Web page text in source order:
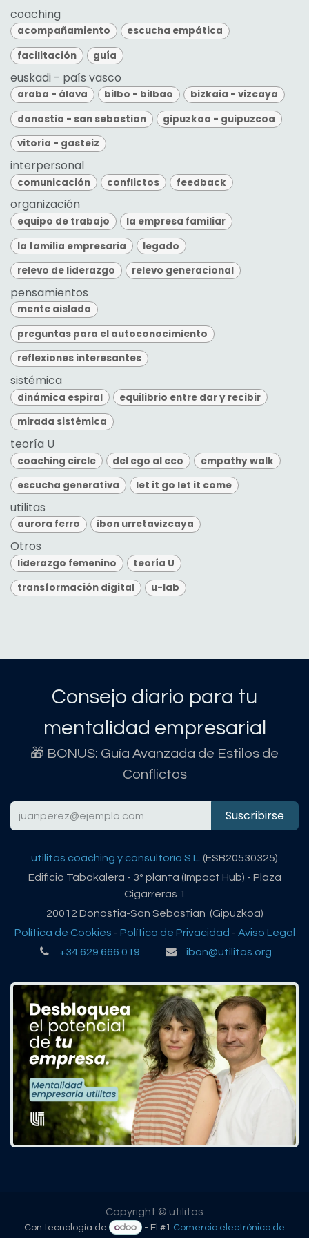
coaching
acompañamiento
escucha empática
facilitación
guía
euskadi - país vasco
araba - álava bilbo - bilbao
bizkaia - vizcaya
donostia - san sebastian
gipuzkoa - guipuzcoa
vitoria - gasteiz
interpersonal
comunicación conflictos feedback
organización
equipo de trabajo
la empresa familiar
la familia empresaria
legado
relevo de liderazgo
relevo generacional
pensamientos
mente aislada
preguntas para el autoconocimiento
reflexiones interesantes
sistémica
dinámica espiral
equilibrio entre dar y recibir
mirada sistémica
teoría U
coaching circle del ego al eco
empathy walk
escucha generativa
let it go let it come
utilitas
aurora ferro ibon urretavizcaya
Otros
liderazgo femenino
teoría U
transformación digital
u-lab
Consejo diario para tu
mentalidad empresarial
🎁 BONUS: Guía Avanzada de Estilos de
Conflictos
Suscribirse
utilitas coaching y consultoría S.L. (ESB20530325)
Edificio Tabakalera - 3º planta (Impact Hub) - Plaza
Cigarreras 1
20012 Donostia-San Sebastian (Gipuzkoa)
Política de Cookies - Política de Privacidad - Aviso Legal
+34 629 666 019
ibon@utilitas.org
Copyright © utilitas
Con tecnología de - El #1 Comercio electrónico de